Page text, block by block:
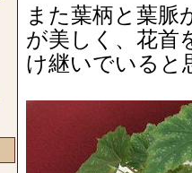
また葉柄と葉脈
が美しく、花首
け継いでいると